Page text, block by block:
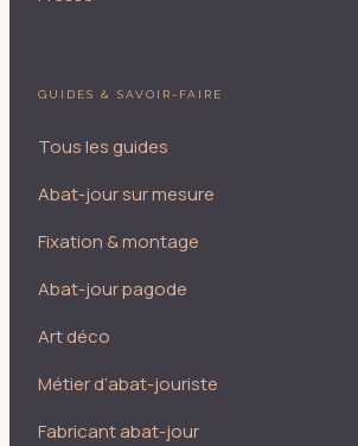
GUIDES & SAVOIR-FAIRE
Tous les guides
Abat-jour sur mesure
Fixation & montage
Abat-jour pagode
Art déco
Métier d’abat-jouriste
Fabricant abat-jour